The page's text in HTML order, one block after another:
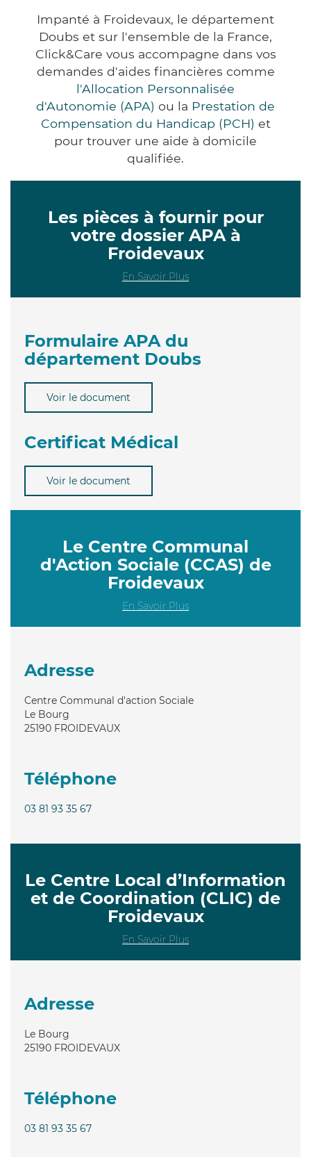
Impanté à Froidevaux, le département
Doubs et sur l'ensemble de la France,
Click&Care vous accompagne dans vos
demandes d'aides financières comme
l'Allocation Personnalisée
d'Autonomie (APA) ou la Prestation de
Compensation du Handicap (PCH) et
pour trouver une aide à domicile
qualifiée.
Les pièces à fournir pour
votre dossier APA à
Froidevaux
En Savoir Plus
Formulaire APA du
département Doubs
Voir le document
Certificat Médical
Voir le document
Le Centre Communal
d'Action Sociale (CCAS) de
Froidevaux
En Savoir Plus
Adresse
Centre Communal d'action Sociale
Le Bourg
25190 FROIDEVAUX
Téléphone
03 81 93 35 67
Le Centre Local d’Information
et de Coordination (CLIC) de
Froidevaux
En Savoir Plus
Adresse
Le Bourg
25190 FROIDEVAUX
Téléphone
03 81 93 35 67